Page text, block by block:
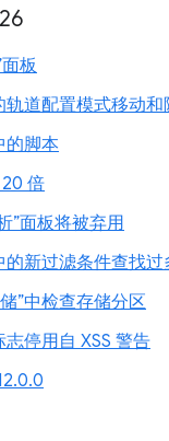
板
轨道配置模式移动和
的脚本
倍
”面板将被弃用
的新过滤条件查找
”中检查存储分区
停用自 XSS 警告